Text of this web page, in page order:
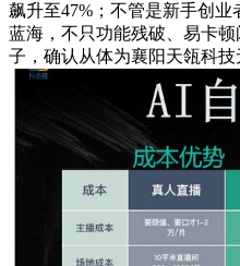
飙升至47%；不管是新手创
蓝海，不只功能残破、易卡
子，确认从体为襄阳天瓴科技